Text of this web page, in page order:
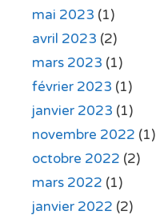
mai 2023 (1)
avril 2023 (2)
mars 2023 (1)
février 2023 (1)
janvier 2023 (1)
novembre 2022 (1)
octobre 2022 (2)
mars 2022 (1)
janvier 2022 (2)